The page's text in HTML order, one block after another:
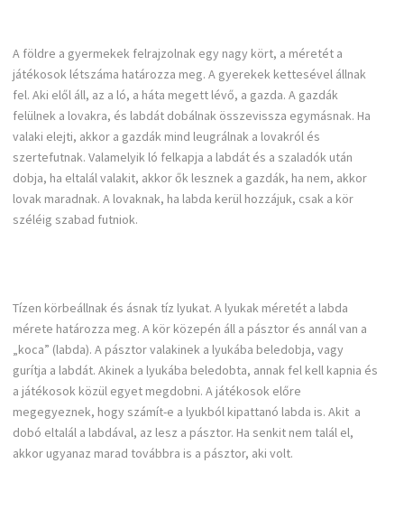
A földre a gyermekek felrajzolnak egy nagy kört, a méretét a
játékosok létszáma határozza meg. A gyerekek kettesével állnak
fel. Aki elől áll, az a ló, a háta megett lévő, a gazda. A gazdák
felülnek a lovakra, és labdát dobálnak összevissza egymásnak. Ha
valaki elejti, akkor a gazdák mind leugrálnak a lovakról és
szertefutnak. Valamelyik ló felkapja a labdát és a szaladók után
dobja, ha eltalál valakit, akkor ők lesznek a gazdák, ha nem, akkor
lovak maradnak. A lovaknak, ha labda kerül hozzájuk, csak a kör
széléig szabad futniok.
Tízen körbeállnak és ásnak tíz lyukat. A lyukak méretét a labda
mérete határozza meg. A kör közepén áll a pásztor és annál van a
„koca” (labda). A pásztor valakinek a lyukába beledobja, vagy
gurítja a labdát. Akinek a lyukába beledobta, annak fel kell kapnia és
a játékosok közül egyet megdobni. A játékosok előre
megegyeznek, hogy számít-e a lyukból kipattanó labda is. Akit a
dobó eltalál a labdával, az lesz a pásztor. Ha senkit nem talál el,
akkor ugyanaz marad továbbra is a pásztor, aki volt.